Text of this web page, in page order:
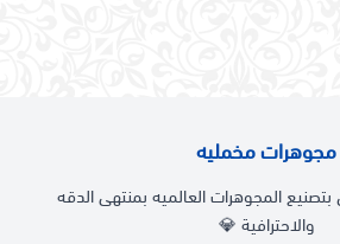
مجوهرات مخمليه
المجوهرات العالميه بمنتهى الدقه
والاحترافية 💎